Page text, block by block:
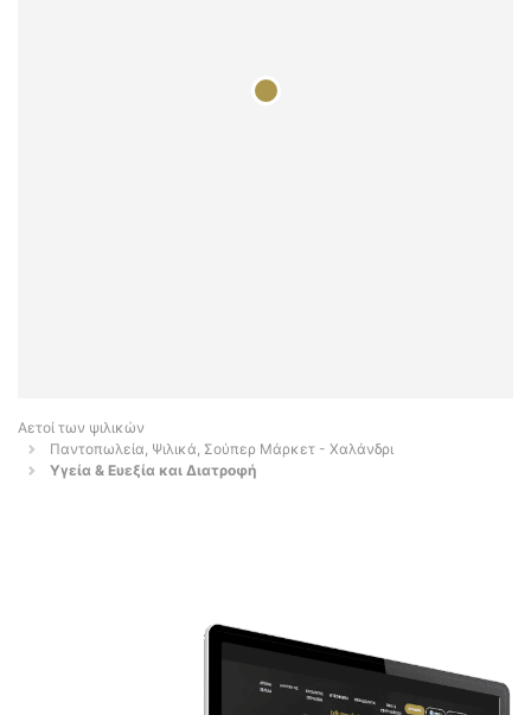
Αετοί των ψιλικών
Παντοπωλεία, Ψιλικά, Σούπερ Μάρκετ - Χαλάνδρι
Υγεία & Ευεξία και Διατροφή